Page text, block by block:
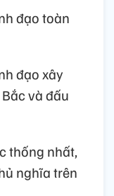
đạo toàn
đạo xây
và đấu
thống nhất,
nghĩa trên